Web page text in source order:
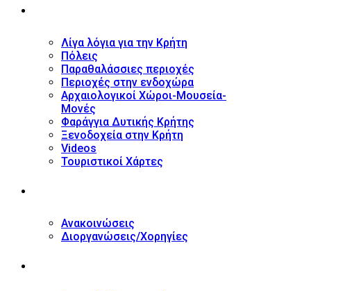
Λίγα λόγια για την Κρήτη
Πόλεις
Παραθαλάσσιες περιοχές
Περιοχές στην ενδοχώρα
Αρχαιολογικοί Χώροι-Μουσεία-
Μονές
Φαράγγια Δυτικής Κρήτης
Ξενοδοχεία στην Κρήτη
Videos
Τουριστικοί Χάρτες
Ανακοινώσεις
Διοργανώσεις/Χορηγίες